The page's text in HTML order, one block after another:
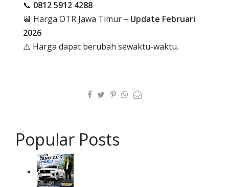
📞 0812 5912 4288
📆 Harga OTR Jawa Timur – Update Februari
2026
⚠️ Harga dapat berubah sewaktu-waktu.
Popular Posts